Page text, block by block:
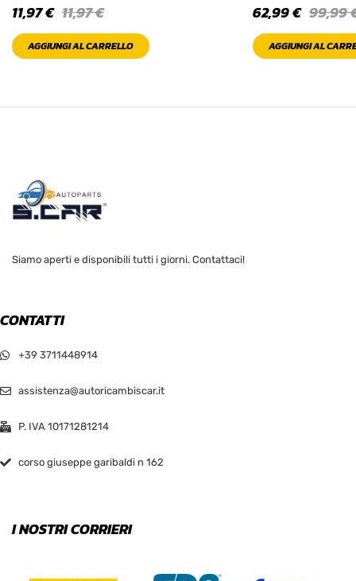
11,97€
11,97€
AGGIUNGI AL CARRELLO
99,99
62,99€
AGGIUNGI AL
Siamo aperti e disponibili tutti i giorni. Contattaci!
CONTATTI
+39 3711448914
assistenza@autoricambiscar.it
P. IVA 10171281214
corso giuseppe garibaldi n 162
I NOSTRI CORRIERI